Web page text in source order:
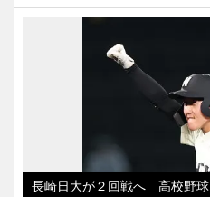
長崎日大が２回戦へ 高校野球